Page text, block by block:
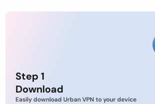
Step 1
Download
Easily download Urban VPN to your device